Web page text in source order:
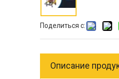
Поделиться с:
Описание